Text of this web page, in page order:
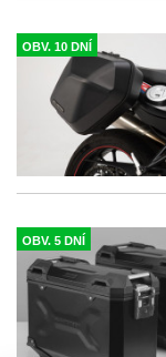
OBV. 10 DNÍ
OBV. 5 DNÍ